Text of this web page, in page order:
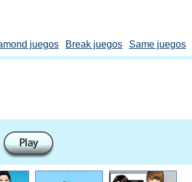
juegos Break juegos Same juegos